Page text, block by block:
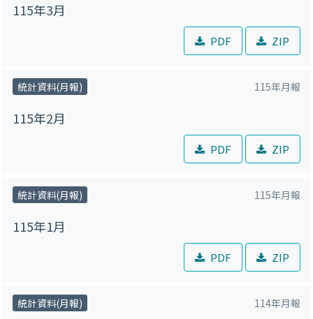
115年3月
PDF ZIP
統計資料(月報) 115年月報
115年2月
PDF ZIP
統計資料(月報) 115年月報
115年1月
PDF ZIP
統計資料(月報) 114年月報